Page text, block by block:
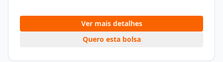
Ver mais detalhes
Quero esta bolsa